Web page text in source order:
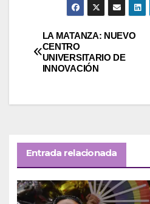
Navegación
de
LA MATANZA: NUEVO
CENTRO
UNIVERSITARIO DE
INNOVACIÓN
Entrada relacionada